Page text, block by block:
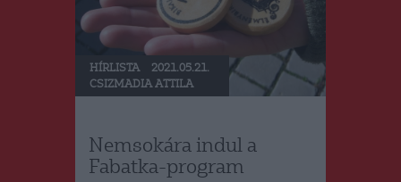
HÍRLISTA
2021.05.21.
CSIZMADIA ATTILA
Nemsokára indul a
Fabatka-program